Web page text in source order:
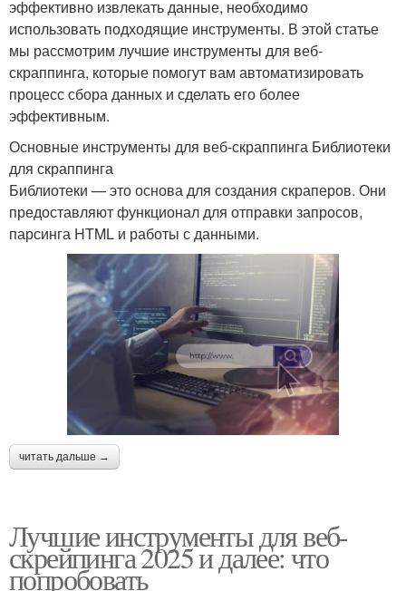
эффективно извлекать данные, необходимо
использовать подходящие инструменты. В этой статье
мы рассмотрим лучшие инструменты для веб-
скраппинга, которые помогут вам автоматизировать
процесс сбора данных и сделать его более
эффективным.
Основные инструменты для веб-скраппинга Библиотеки
для скраппинга
Библиотеки — это основа для создания скраперов. Они
предоставляют функционал для отправки запросов,
парсинга HTML и работы с данными.
читать дальше →
Лучшие инструменты для веб-
скрейпинга 2025 и далее: что
попробовать